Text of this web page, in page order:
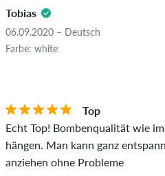
Tobias
06.09.2020 – Deutsch
Farbe: white
Top
Echt Top! Bombenqualität wie
hängen. Man kann ganz
anziehen ohne Probleme